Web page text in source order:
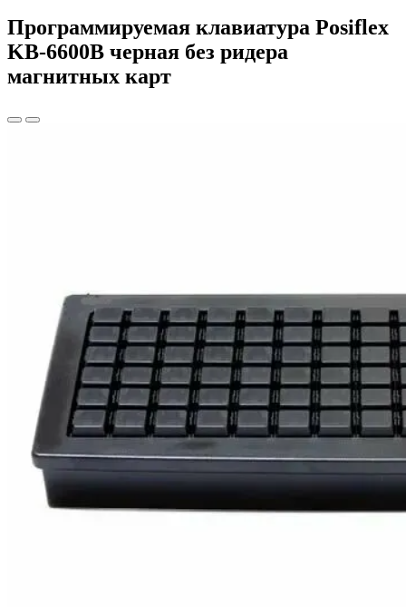
Программируемая клавиатура Posiflex
KB-6600B черная без ридера
магнитных карт